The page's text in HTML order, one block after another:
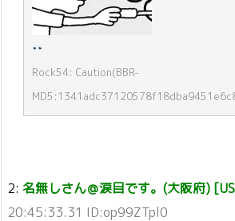
Rock54: Caution(BBR-
2: 名無しさん＠涙目です。(大阪府)
20:45:33.31 ID:op99ZTpl0